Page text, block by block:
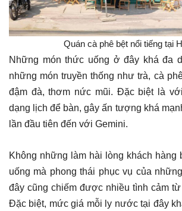
Quán cà phê bệt nổi tiếng tại
Những món thức uống ở đây khá đa
những món truyền thống như trà, cà
đậm đà, thơm nức mũi. Đặc biệt là
dạng lịch để bàn, gây ấn tượng khá
lần đầu tiên đến với Gemini.
Không những làm hài lòng khách
uống mà phong thái phục vụ của
đây cũng chiếm được nhiều tình cảm
Đặc biệt, mức giá mỗi ly nước tại đây